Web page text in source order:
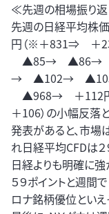
≪先週の相場振り
先週の日経平均株価
円（※＋831⇒
▲85→ ▲86→
→ ▲102→
▲968→ ＋
＋106）の小幅反落
発表があると、市
れ日経平均CFDは２
日経よりも明確に強
５９ポイントと週間
ロナ銘柄優位といえ